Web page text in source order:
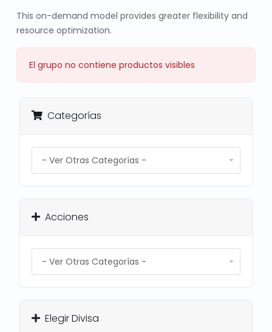
This on-demand model provides greater flexibility and
resource optimization.
El grupo no contiene productos visibles
Categorías
Acciones
Elegir Divisa